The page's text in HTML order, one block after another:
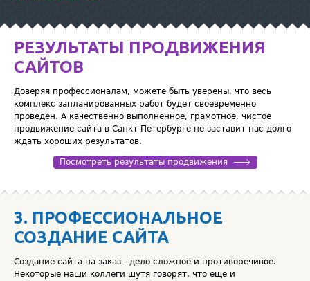
РЕЗУЛЬТАТЫ ПРОДВИЖЕНИЯ
САЙТОВ
Доверяя профессионалам, можете быть уверены, что весь
комплекс запланированных работ будет своевременно
проведен. А качественно выполненное, грамотное, чистое
продвижение сайта в Санкт-Петербурге не заставит нас долго
ждать хороших результатов.
Посмотреть результаты продвижения
3. ПРОФЕССИОНАЛЬНОЕ
СОЗДАНИЕ САЙТА
Создание сайта на заказ - дело сложное и противоречивое.
Некоторые наши коллеги шутя говорят, что еще и